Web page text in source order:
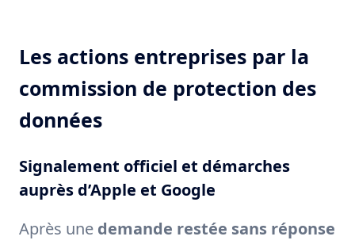
Les actions entreprises par la
commission de protection des
données
Signalement officiel et démarches
auprès d’Apple et Google
Après une demande restée sans réponse